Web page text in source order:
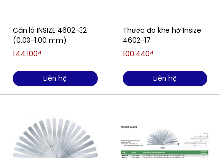
Căn lá INSIZE 4602-32
(0.03-1.00 mm)
144.100₫
Liên hệ
Thước đo khe hở Insize
4602-17
100.440₫
Liên hệ